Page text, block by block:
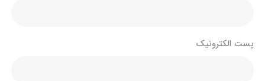
پست الکترونیک